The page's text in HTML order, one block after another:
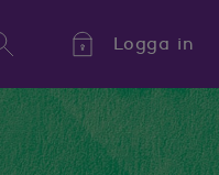
Sök
Logga in